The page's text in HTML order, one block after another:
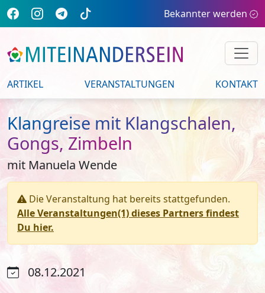
Bekannter werden
ARTIKEL VERANSTALTUNGEN KONTAKT
Klangreise mit Klangschalen,
Gongs, Zimbeln
mit Manuela Wende
Die Veranstaltung hat bereits stattgefunden.
Alle Veranstaltungen(1) dieses Partners findest
Du hier.
08.12.2021